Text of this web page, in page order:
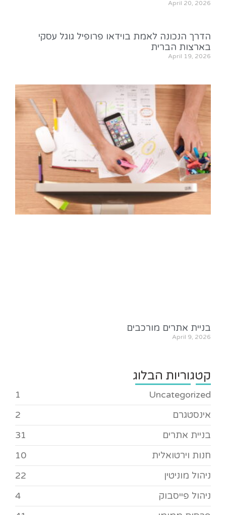
April 20, 2026
הדרך הנכונה לאמת בוידאו פרופיל גוגל עסקי
בארצות הברית
April 19, 2026
בניית אתרים מורכבים
April 9, 2026
קטגוריות הבלוג
Uncategorized
1
אינסטגרם
2
בניית אתרים
31
חנות וירטואלית
10
ניהול מוניטין
22
ניהול פייסבוק
4